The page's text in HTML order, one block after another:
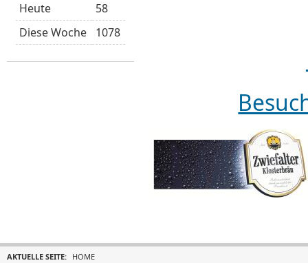
Heute
58
Diese Woche
1078
AKTUELLE SEITE: HOME